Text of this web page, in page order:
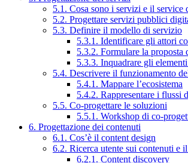
5.1. Cosa sono i servizi e il service
5.2. Progettare servizi pubblici
5.3. Definire il modello di servizio
5.3.1. Identificare gli attori
5.3.2. Formulare la proposta
5.3.3. Inquadrare gli
5.4. Descrivere il funzionamento
5.4.1. Mappare l’ecosistema
5.4.2. Rappresentare i flussi
5.5. Co-progettare le soluzioni
5.5.1. Workshop di co-
6. Progettazione dei contenuti
6.1. Cos’è il content design
6.2. Ricerca utente sui contenuti e
6.2.1. Content discovery